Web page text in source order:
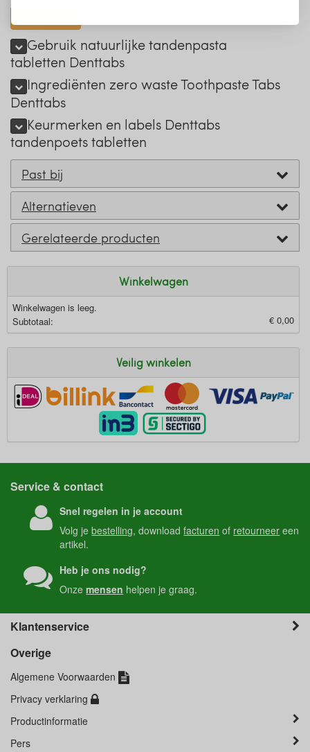
Gebruik natuurlijke tandenpasta
tabletten Denttabs
Ingrediënten zero waste Toothpaste Tabs
Denttabs
Keurmerken en labels Denttabs
tandenpoets tabletten
Past bij
Alternatieven
Gerelateerde producten
Winkelwagen
Winkelwagen is leeg.
Subtotaal:
€ 0,00
Veilig winkelen
Service & contact
Snel regelen in je account
Volg jebestelling, downloadfacturen of retourneer een
artikel.
Heb je ons nodig?
Onzemensen helpen je graag.
Klantenservice
Overige
Algemene Voorwaarden
Privacy verklaring
Productinformatie
Pers